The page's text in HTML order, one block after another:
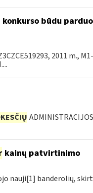
konkurso būdu
2011 m.,
kainų patvirtinimo
nauji[1] banderolių,